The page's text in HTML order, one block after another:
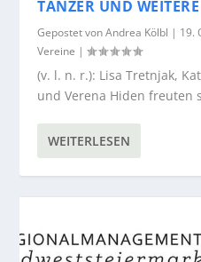
TANZER UND
Gepostet vonAndrea Kölbl | 19.
Vereine |
(v. l. n. r.): Lisa Tretnjak,
und Verena Hiden freuten
WEITERLESEN